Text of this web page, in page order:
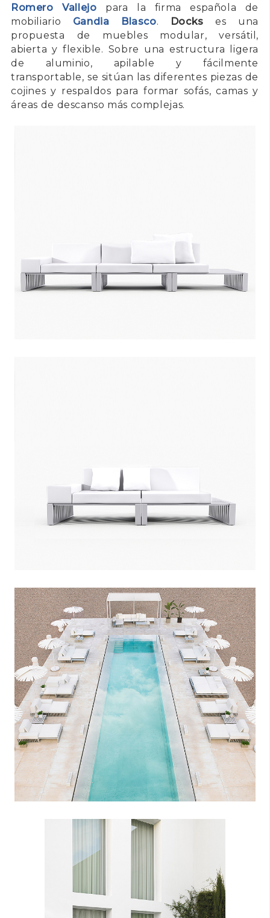
Romero Vallejo para la firma española de
mobiliario Gandia Blasco. Dockses una
propuesta de muebles modular, versátil,
abierta y flexible. Sobre una estructura ligera
de aluminio, apilable y fácilmente
transportable, se sitúan las diferentes piezas de
cojines y respaldos para formar sofás, camas y
áreas de descanso más complejas.